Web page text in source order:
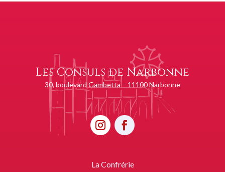
Les Consuls de Narbonne
30, boulevard Gambetta – 11100 Narbonne
La Confrérie